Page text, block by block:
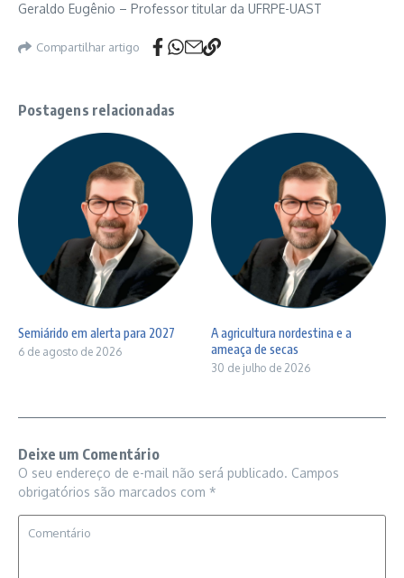
Geraldo Eugênio – Professor titular da UFRPE-UAST
Compartilhar artigo
Postagens relacionadas
Semiárido em alerta para 2027
6 de agosto de 2026
A agricultura nordestina e a
ameaça de secas
30 de julho de 2026
Deixe um Comentário
O seu endereço de e-mail não será publicado. Campos
obrigatórios são marcados com *